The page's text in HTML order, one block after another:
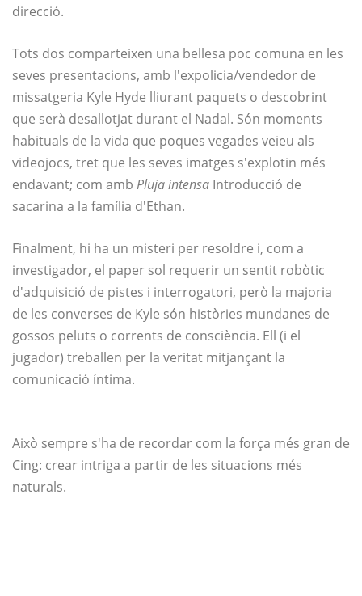
direcció.
Tots dos comparteixen una bellesa poc comuna en les
seves presentacions, amb l'expolicia/vendedor de
missatgeria Kyle Hyde lliurant paquets o descobrint
que serà desallotjat durant el Nadal. Són moments
habituals de la vida que poques vegades veieu als
videojocs, tret que les seves imatges s'explotin més
endavant; com amb Pluja intensa Introducció de
sacarina a la família d'Ethan.
Finalment, hi ha un misteri per resoldre i, com a
investigador, el paper sol requerir un sentit robòtic
d'adquisició de pistes i interrogatori, però la majoria
de les converses de Kyle són històries mundanes de
gossos peluts o corrents de consciència. Ell (i el
jugador) treballen per la veritat mitjançant la
comunicació íntima.
Això sempre s'ha de recordar com la força més gran de
Cing: crear intriga a partir de les situacions més
naturals.